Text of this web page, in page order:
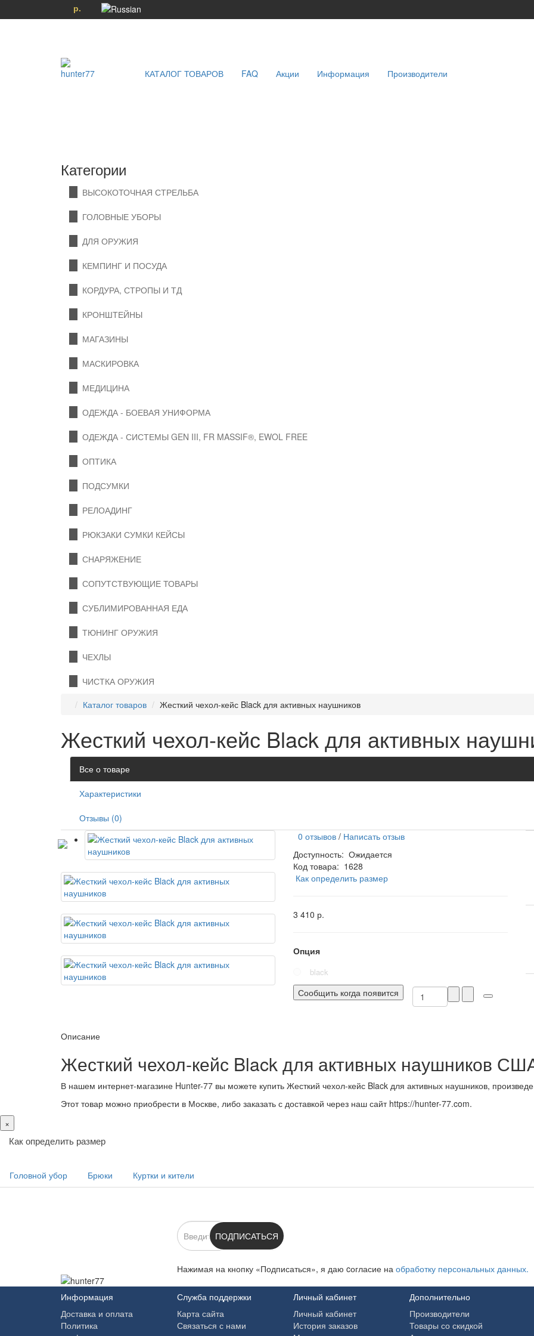
р.
КАТАЛОГ ТОВАРОВ FAQ Акции Информация Производители
Категории
ВЫСОКОТОЧНАЯ СТРЕЛЬБА
ГОЛОВНЫЕ УБОРЫ
ДЛЯ ОРУЖИЯ
КЕМПИНГ И ПОСУДА
КОРДУРА, СТРОПЫ И ТД
КРОНШТЕЙНЫ
МАГАЗИНЫ
МАСКИРОВКА
МЕДИЦИНА
ОДЕЖДА - БОЕВАЯ УНИФОРМА
ОДЕЖДА - СИСТЕМЫ GEN III, FR MASSIF®, EWOL FREE
ОПТИКА
ПОДСУМКИ
РЕЛОАДИНГ
РЮКЗАКИ СУМКИ КЕЙСЫ
СНАРЯЖЕНИЕ
СОПУТСТВУЮЩИЕ ТОВАРЫ
СУБЛИМИРОВАННАЯ ЕДА
ТЮНИНГ ОРУЖИЯ
ЧЕХЛЫ
ЧИСТКА ОРУЖИЯ
Каталог товаров
Жесткий чехол-кейс Black для активных наушников
Жесткий чехол-кейс Black для активных
Все о товаре
Характеристики
Отзывы (0)
0 отзывов / Написать отзыв
Доступность: Ожидается
Код товара: 1628
Как определить размер
3 410 р.
Опция
black
Сообщить когда появится
Описание
Жесткий чехол-кейс Black для активных наушников
В нашем интернет-магазине Hunter-77 вы можете купить Жесткий чехол-кейс Black для активных наушников,
Этот товар можно приобрести в Москве, либо заказать с доставкой через наш сайт https://hunter-77.com.
×
Как определить размер
Головной убор Брюки Куртки и кители
ПОДПИСАТЬСЯ
Нажимая на кнопку «Подписаться», я даю cогласие на обработку персональных данных.
Информация
Доставка и оплата
Политика
Служба поддержки
Карта сайта
Связаться с нами
Личный кабинет
Личный кабинет
История заказов
Дополнительно
Производители
Товары со скидкой